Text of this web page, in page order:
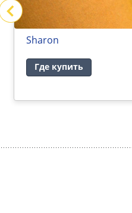
Sharon
Где купить